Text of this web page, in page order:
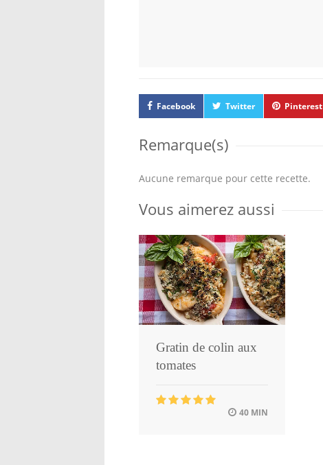
Facebook Twitter Pinterest
Remarque(s)
Aucune remarque pour cette recette.
Vous aimerez aussi
Gratin de colin aux
tomates
40 MIN